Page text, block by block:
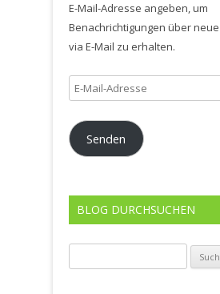
E-Mail-Adresse angeben, um
Benachrichtigungen über
via E-Mail zu erhalten.
E-
Mail-
Adresse
Senden
BLOG DURCHSUCHEN
nach: